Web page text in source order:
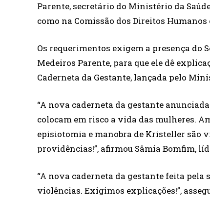
Parente, secretário do Ministério da
como na Comissão dos Direitos
Os requerimentos exigem a presença do
Medeiros Parente, para que ele dê
Caderneta da Gestante, lançada pelo
“A nova caderneta da gestante
colocam em risco a vida das mulheres.
episiotomia e manobra de Kristeller são
providências!”, afirmou Sâmia Bomfim,
“A nova caderneta da gestante feita
violências. Exigimos explicações!”,